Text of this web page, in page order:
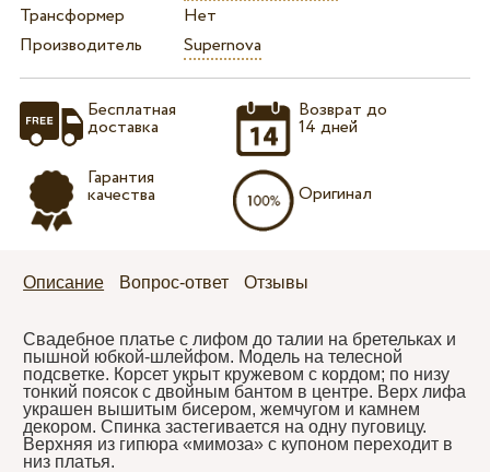
Трансформер
Нет
Производитель
Supernova
Бесплатная
доставка
Гарантия
качества
Возврат до
14 дней
Оригинал
Описание Вопрос-ответ Отзывы
Cвадебное платье с лифом до талии на бретельках и
пышной юбкой-шлейфом. Модель на телесной
подсветке. Корсет укрыт кружевом с кордом; по низу
тонкий поясок с двойным бантом в центре. Верх лифа
украшен вышитым бисером, жемчугом и камнем
декором. Спинка застегивается на одну пуговицу.
Верхняя из гипюра «мимоза» с купоном переходит в
низ платья.